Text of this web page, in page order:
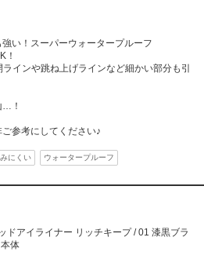
い！スーパーウォータープルーフ
！
インや跳ね上げラインなど細かい部分も引
…！
参考にしてください♪
にくい ウォータープルーフ
ドアイライナー リッチキープ / 01 漆黒ブラ
体